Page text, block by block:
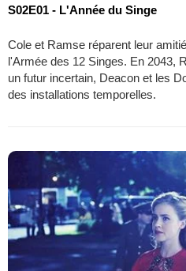
S02E01 - L'Année du Singe
Cole et Ramse réparent leur
l'Armée des 12 Singes. En 2043,
un futur incertain, Deacon et les
des installations temporelles.